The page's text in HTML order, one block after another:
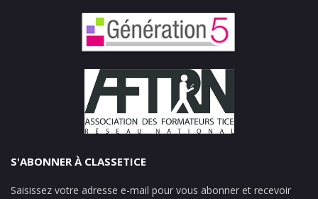
S'ABONNER À CLASSETICE
Saisissez votre adresse e-mail pour vous abonner et recevoir